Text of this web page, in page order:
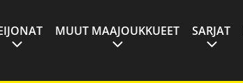
MUUT MAAJOUKKUEET SARJAT